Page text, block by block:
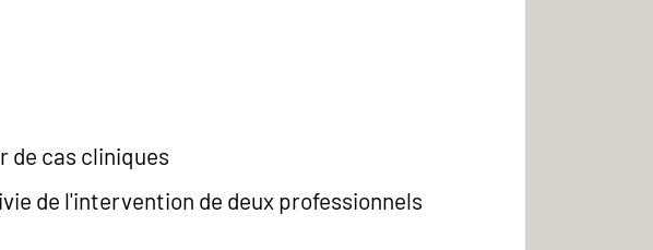
de cas cliniques
de l'intervention de deux professionnels